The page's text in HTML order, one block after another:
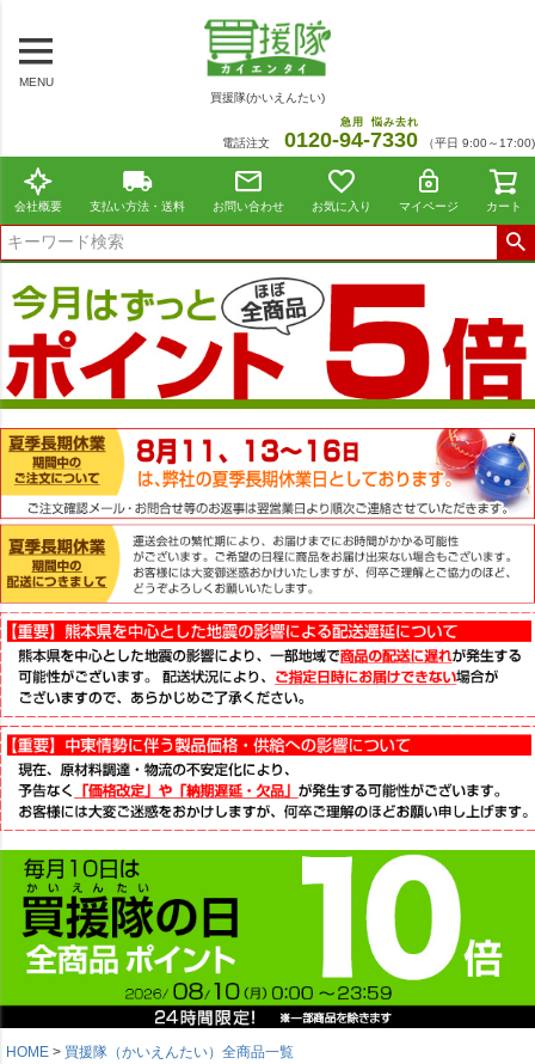
MENU
買援隊(かいえんたい)
電話注文 0120-94
急用
-7330
悩み去れ
（平日 9:00～17:00)
会社概要 支払い方法・送料 お問い合わせ お気に入り マイページ カート
HOME
買援隊（かいえんたい）全商品一覧